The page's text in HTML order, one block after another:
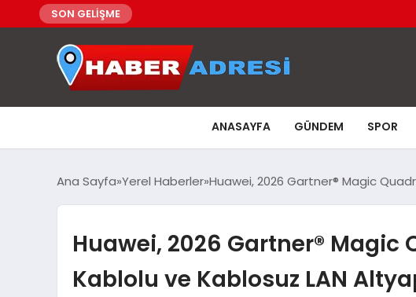
SON GELİŞME
ANASAYFA GÜNDEM SPOR
Ana Sayfa Yerel Haberler Huawei, 2026 Gartner® Magic
Huawei, 2026 Gartner®
Kablolu ve Kablosuz LAN